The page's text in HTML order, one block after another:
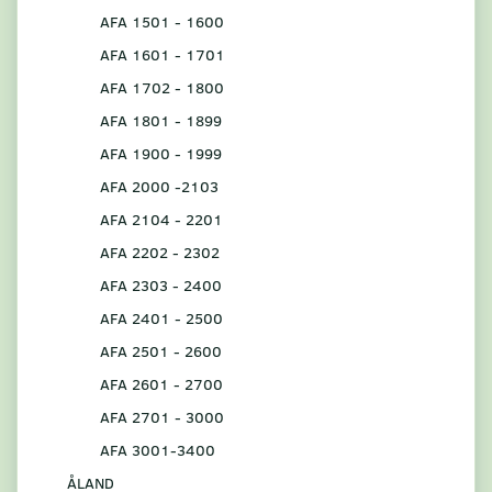
AFA 1501 - 1600
AFA 1601 - 1701
AFA 1702 - 1800
AFA 1801 - 1899
AFA 1900 - 1999
AFA 2000 -2103
AFA 2104 - 2201
AFA 2202 - 2302
AFA 2303 - 2400
AFA 2401 - 2500
AFA 2501 - 2600
AFA 2601 - 2700
AFA 2701 - 3000
AFA 3001-3400
ÅLAND